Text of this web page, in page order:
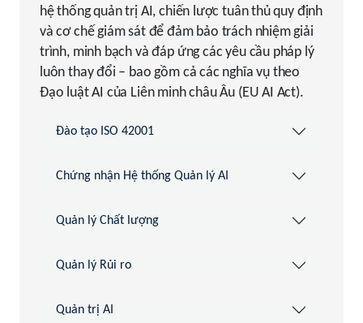
hệ thống quản trị AI, chiến lược tuân thủ quy định
và cơ chế giám sát để đảm bảo trách nhiệm giải
trình, minh bạch và đáp ứng các yêu cầu pháp lý
luôn thay đổi – bao gồm cả các nghĩa vụ theo
Đạo luật AI của Liên minh châu Âu (EU AI Act).
Đào tạo ISO 42001
Chứng nhận Hệ thống Quản lý AI
Quản lý Chất lượng
Quản lý Rủi ro
Quản trị AI